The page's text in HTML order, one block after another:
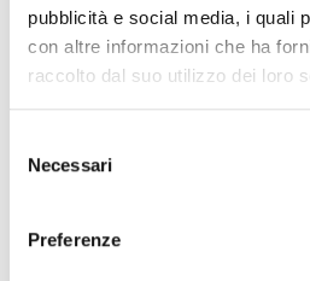
pubblicità e social media, i quali
con altre informazioni che ha
raccolto dal suo utilizzo dei loro
delNecessari
Preferenze